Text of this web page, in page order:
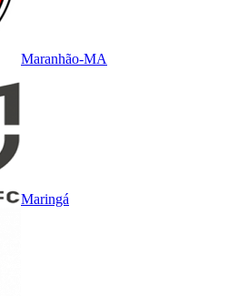
Maranhão-MA
Maringá